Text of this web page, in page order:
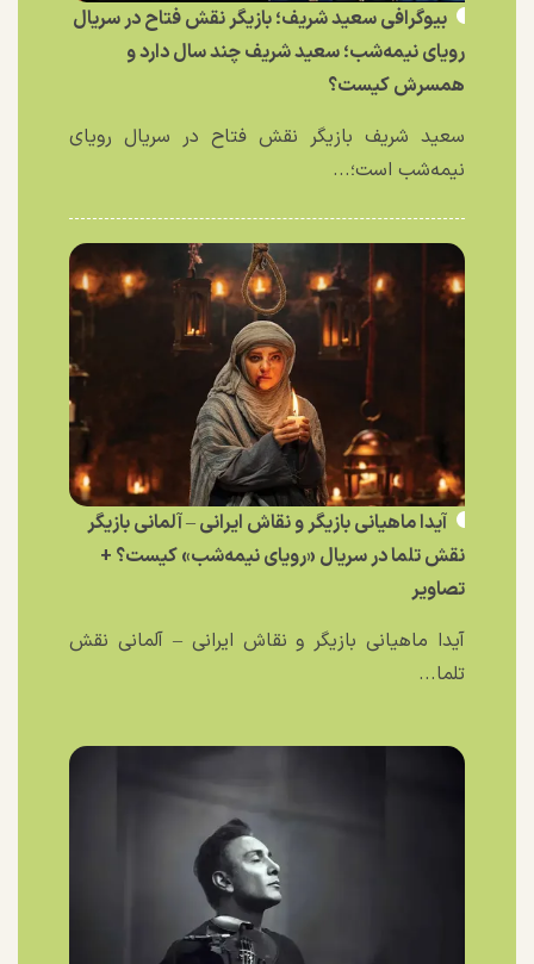
بیوگرافی سعید شریف؛ بازیگر نقش فتاح در سریال
رویای نیمه‌شب؛ سعید شریف چند سال دارد و
همسرش کیست؟
سعید شریف بازیگر نقش فتاح در سریال رویای
نیمه‌شب است؛...
آیدا ماهیانی بازیگر و نقاش ایرانی – آلمانی بازیگر
نقش تلما در سریال «رویای نیمه‌شب» کیست؟ +
تصاویر
آیدا ماهیانی بازیگر و نقاش ایرانی – آلمانی نقش
تلما...